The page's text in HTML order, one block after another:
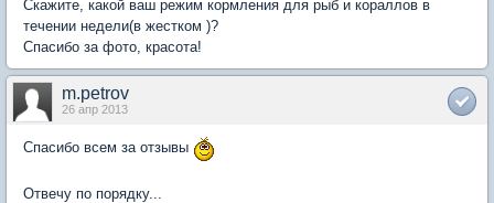
Скажите, какой ваш режим кормления для рыб и кораллов в
течении недели(в жестком )?
Спасибо за фото, красота!
m.petrov
26 апр 2013
Спасибо всем за отзывы
Отвечу по порядку...